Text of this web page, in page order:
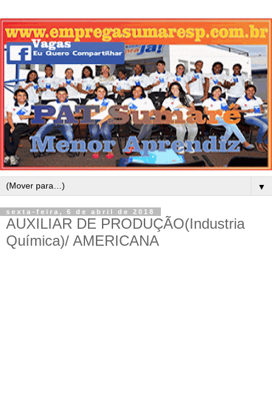
▼
sexta-feira, 6 de abril de 2018
AUXILIAR DE PRODUÇÃO(Industria
Química)/ AMERICANA